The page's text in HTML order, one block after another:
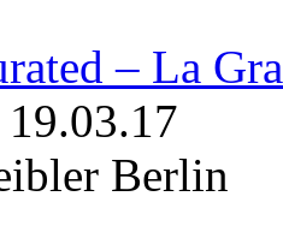
– La
19.03.17
Berlin